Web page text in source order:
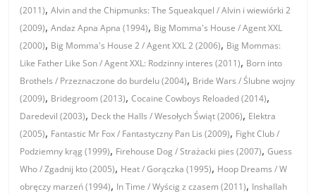
(2011),Alvin and the Chipmunks: The Squeakquel / Alvin i wiewiórki 2
(2009),Andaz Apna Apna (1994), Big Momma's House / Agent XXL
(2000), Big Momma's House 2 / Agent XXL 2 (2006), Big Mommas:
Like Father Like Son / Agent XXL: Rodzinny interes (2011), Born into
Brothels / Przeznaczone do burdelu (2004), Bride Wars / Ślubne wojny
(2009), Bridegroom (2013),Cocaine Cowboys Reloaded (2014),
Daredevil (2003), Deck the Halls / Wesołych Świąt (2006), Elektra
(2005), Fantastic Mr Fox / Fantastyczny Pan Lis (2009), Fight Club /
Podziemny krąg (1999), Firehouse Dog / Strażacki pies (2007),Guess
Who / Zgadnij kto (2005), Heat / Gorączka (1995), Hoop Dreams / W
obręczy marzeń (1994), In Time / Wyścig z czasem (2011), Inshallah